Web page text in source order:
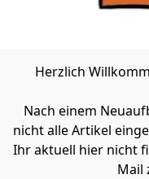
Herzlich
Nach einem
nicht alle Artikel
Ihr aktuell hier nicht
Mail